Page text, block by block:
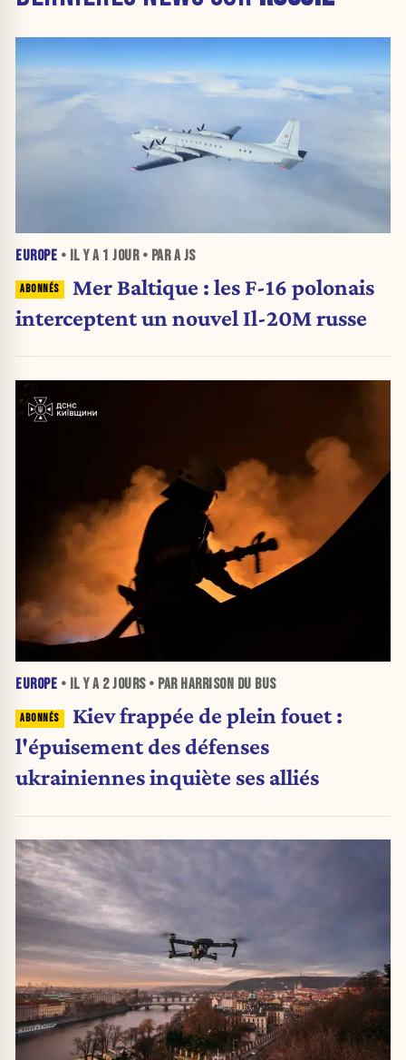
EUROPE • IL Y A 1 JOUR• PAR A JS
Mer Baltique : les F-16 polonais
interceptent un nouvel Il-20M russe
EUROPE • IL Y A 2 JOURS• PAR HARRISON DU BUS
Kiev frappée de plein fouet :
l'épuisement des défenses
ukrainiennes inquiète ses alliés